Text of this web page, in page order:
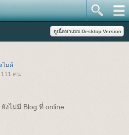
ไมค์
คน
งไม่มี Blog ที่ online